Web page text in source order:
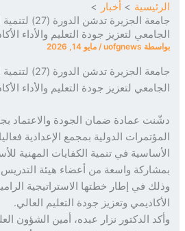
أخبار
جامعة الجزيرة تدشن الدورة
لتعزيز جودة التعليم والأداء الأكاديمي
uofgnews
/مايو 14, 2026
جامعة الجزيرة تدشن الدورة
لتعزيز جودة التعليم والأداء الأكاديمي
عمادة ضمان الجودة والاعتماد بجامعة
الدولية بمجمع الإعدادية فعاليات
واسعة من أعضاء هيئة التدريس
في إطار خطتها الاستراتيجية الرامية إلى
وتعزيز جودة التعليم العالي.
الدكتور نزار عبده، أمين الشؤون العلمية